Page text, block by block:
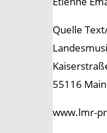
Quelle
55116
www.lmr-